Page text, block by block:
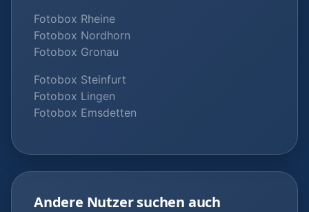
Fotobox Rheine
Fotobox Nordhorn
Fotobox Gronau
Fotobox Steinfurt
Fotobox Lingen
Fotobox Emsdetten
Andere Nutzer suchen auch